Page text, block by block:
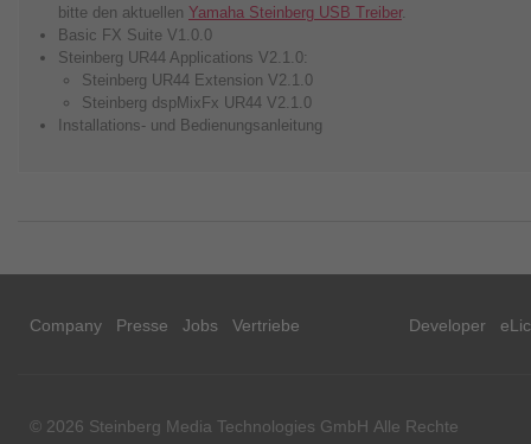
bitte den aktuellen Yamaha Steinberg USB Treiber.
Basic FX Suite V1.0.0
Steinberg UR44 Applications V2.1.0:
Steinberg UR44 Extension V2.1.0
Steinberg dspMixFx UR44 V2.1.0
Installations- und Bedienungsanleitung
Company Presse Jobs Vertriebe Developer
© 2026 Steinberg Media Technologies GmbH Alle Rechte